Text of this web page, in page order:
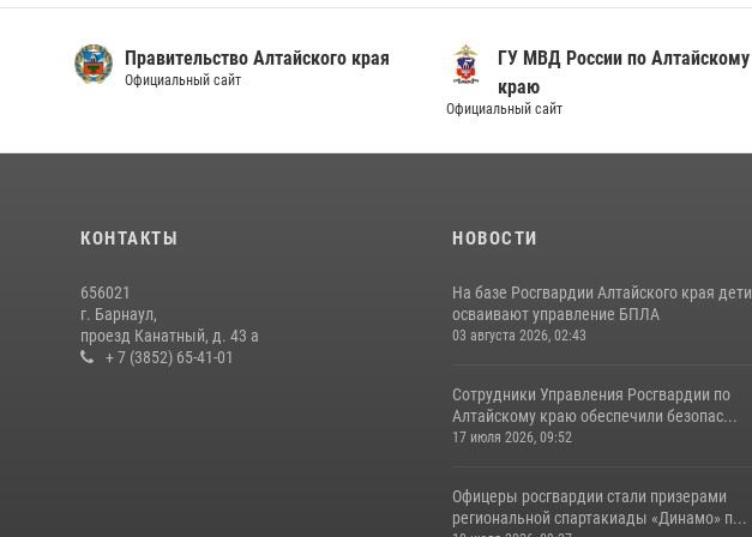
Правительство Алтайского края
Официальный сайт
ГУ МВД России по Алтайскому
краю
Официальный сайт
КОНТАКТЫ
656021
г. Барнаул,
проезд Канатный, д. 43 а
+ 7 (3852) 65-41-01
НОВОСТИ
На базе Росгвардии Алтайского края дети
осваивают управление БПЛА
03 августа 2026, 02:43
Сотрудники Управления Росгвардии по
Алтайскому краю обеспечили безопас...
17 июля 2026, 09:52
Офицеры росгвардии стали призерами
региональной спартакиады «Динамо» п...